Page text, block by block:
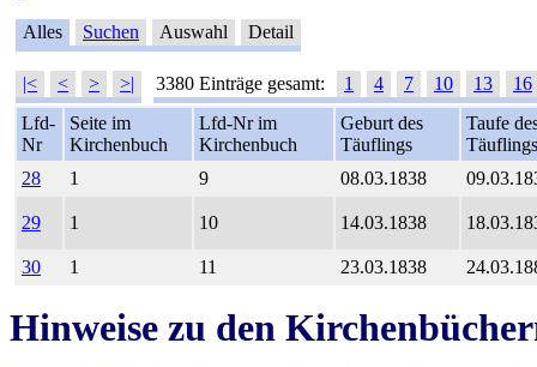
Alles Suchen Auswahl Detail
|< < > >| 3380 Einträge gesamt: 1 4 7 10 13
16
Lfd-
Nr
Seite im
Kirchenbuch
Lfd-Nr im
Kirchenbuch
Geburt des
Täuflings
Taufe
Täuflings
28
1 9 08.03.1838
29 1 10 14.03.1838
30 1 11 23.03.1838
Hinweise zu den